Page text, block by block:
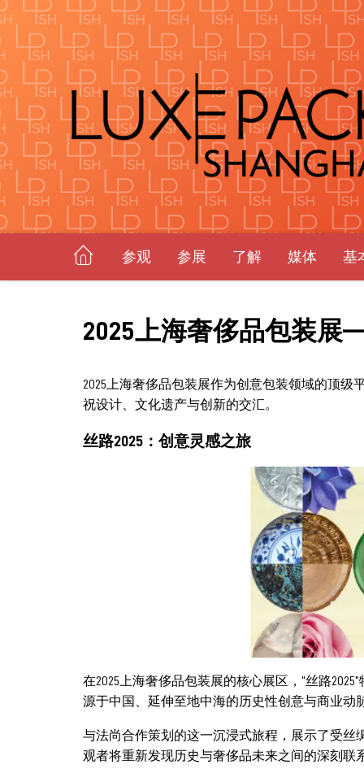
参观 参展 了解 媒体 基
2025上海奢侈品包装
2025上海奢侈品包装展作为创意包装领域的顶级
祝设计、文化遗产与创新的交汇。
丝路2025：创意灵感之旅
在2025上海奢侈品包装展的核心展区，“丝路
源于中国、延伸至地中海的历史性创意与商业动
与法尚合作策划的这一沉浸式旅程，展示了受
观者将重新发现历史与奢侈品未来之间的深刻联